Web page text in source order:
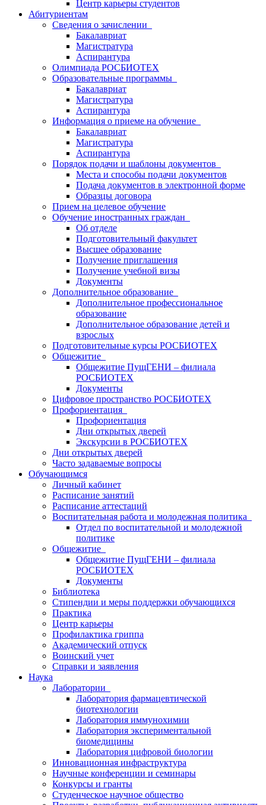
Центр карьеры студентов
Абитуриентам
Сведения о зачислении
Бакалавриат
Магистратура
Аспирантура
Олимпиада РОСБИОТЕХ
Образовательные программы
Бакалавриат
Магистратура
Аспирантура
Информация о приеме на обучение
Бакалавриат
Магистратура
Аспирантура
Порядок подачи и шаблоны документов
Места и способы подачи документов
Подача документов в электронной форме
Образцы договора
Прием на целевое обучение
Обучение иностранных граждан
Об отделе
Подготовительный факультет
Высшее образование
Получение приглашения
Получение учебной визы
Документы
Дополнительное образование
Дополнительное профессиональное
образование
Дополнительное образование детей и
взрослых
Подготовительные курсы РОСБИОТЕХ
Общежитие
Общежитие ПущГЕНИ – филиала
РОСБИОТЕХ
Документы
Цифровое пространство РОСБИОТЕХ
Профориентация
Профориентация
Дни открытых дверей
Экскурсии в РОСБИОТЕХ
Дни открытых дверей
Часто задаваемые вопросы
Обучающимся
Личный кабинет
Расписание занятий
Расписание аттестаций
Воспитательная работа и молодежная политика
Отдел по воспитательной и молодежной
политике
Общежитие
Общежитие ПущГЕНИ – филиала
РОСБИОТЕХ
Документы
Библиотека
Стипендии и меры поддержки обучающихся
Практика
Центр карьеры
Профилактика гриппа
Академический отпуск
Воинский учет
Справки и заявления
Наука
Лаборатории
Лаборатория фармацевтической
биотехнологии
Лаборатория иммунохимии
Лаборатория экспериментальной
биомедицины
Лаборатория цифровой биологии
Инновационная инфраструктура
Научные конференции и семинары
Конкурсы и гранты
Студенческое научное общество